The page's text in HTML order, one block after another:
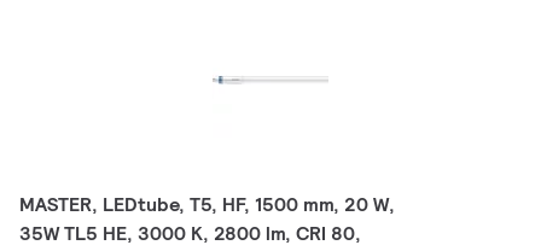
MASTER, LEDtube, T5, HF, 1500 mm, 20 W,
35W TL5 HE, 3000 K, 2800 lm, CRI 80,